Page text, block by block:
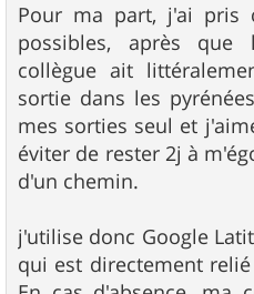
Pour ma part, j'ai pris
possibles, après
collègue ait
sortie dans les
mes sorties seul et
éviter de rester 2j à
d'un chemin.
j'utilise donc Google
qui est directement